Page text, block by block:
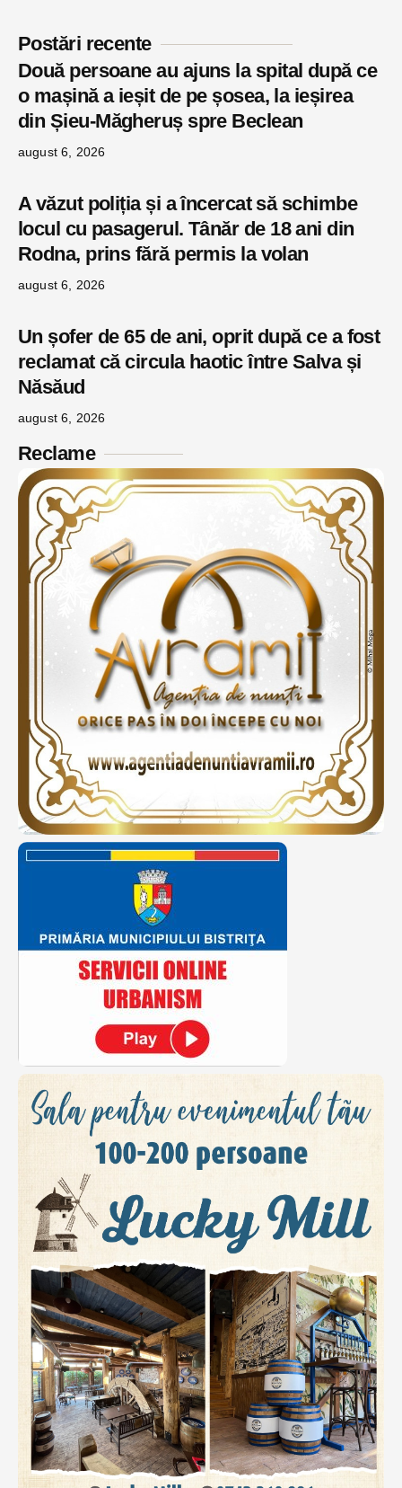
Postări recente
Două persoane au ajuns la spital după ce
o mașină a ieșit de pe șosea, la ieșirea
din Șieu-Măgheruș spre Beclean
august 6, 2026
A văzut poliția și a încercat să schimbe
locul cu pasagerul. Tânăr de 18 ani din
Rodna, prins fără permis la volan
august 6, 2026
Un șofer de 65 de ani, oprit după ce a fost
reclamat că circula haotic între Salva și
Năsăud
august 6, 2026
Reclame